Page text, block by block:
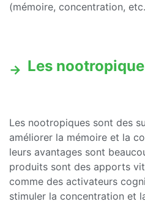
(mémoire, concentration,
Les
Les nootropiques sont des
améliorer la mémoire et la
leurs avantages sont
produits sont des apports
comme des activateurs
stimuler la concentration et